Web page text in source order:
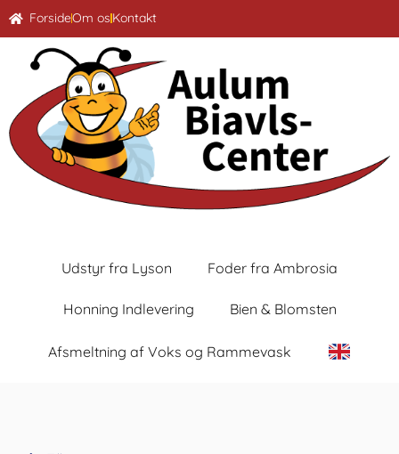
ForsideOm osKontakt
Udstyr fra Lyson Foder fra Ambrosia
Honning Indlevering Bien & Blomsten
Afsmeltning af Voks og Rammevask